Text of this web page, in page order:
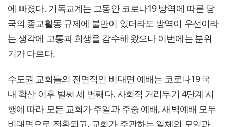
에 빠졌다. 기독교계는 그동안 코로나19 방역에 따른 당
국의 종교활동 규제에 불만이 있더라도 방역이 우선이라
는 생각에 고통과 희생을 감수해 왔으나 이번에는 분위
기가 다르다.
수도권 교회들의 전면적인 비대면 예배는 코로나19 국
내 확산 이후 벌써 세 번째다. 사회적 거리두기 4단계 시
행에 따라 모든 교회가 주일과 주중 예배, 새벽예배 모두
비대면으로 전환되고, 교회가 주관하는 일체의 모임과